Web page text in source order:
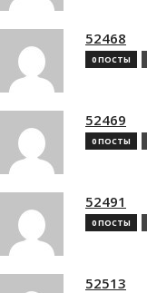
52468
0 ПОСТЫ
52469
0 ПОСТЫ
52491
0 ПОСТЫ
52513